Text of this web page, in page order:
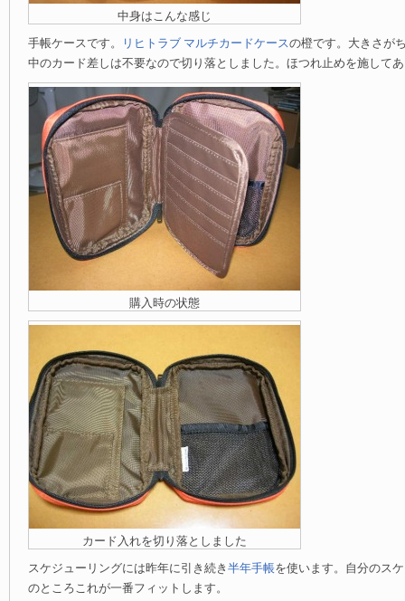
中身はこんな感じ
手帳ケースです。 リヒトラブ マルチカードケースの橙です。大きさが
中のカード差しは不要なので切り落としました。ほつれ止めを施して
購入時の状態
カード入れを切り落としました
スケジューリングには昨年に引き続き 半年手帳を使います。自分のス
のところこれが一番フィットします。